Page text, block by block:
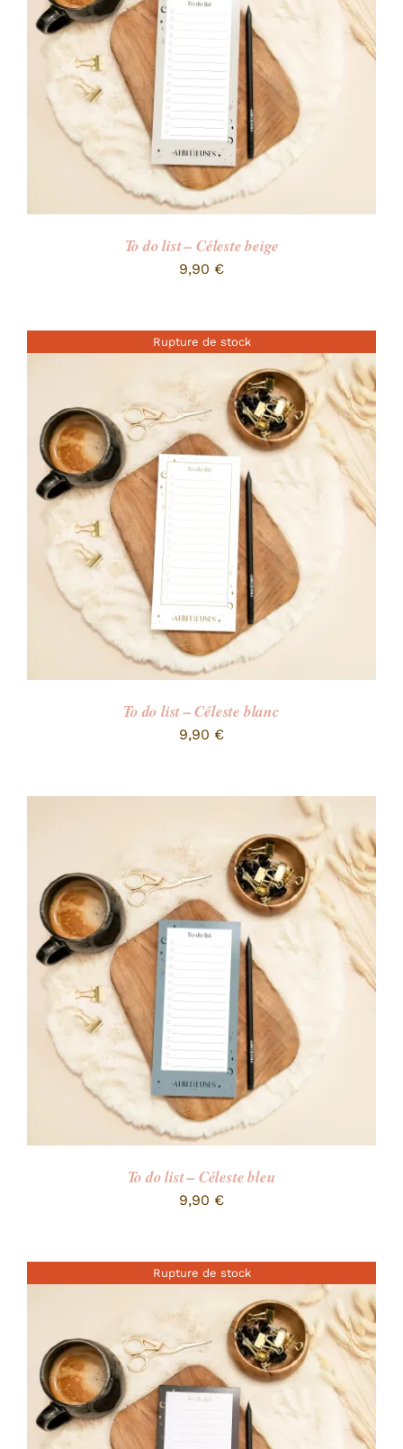
To do list – Céleste beige
9,90 €
Rupture de stock
To do list – Céleste blanc
9,90 €
To do list – Céleste bleu
9,90 €
Rupture de stock